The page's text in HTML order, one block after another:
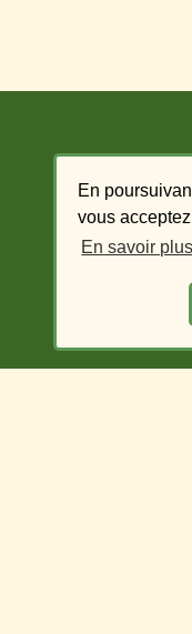
En
vous
En savoir plus
Liste
Liste